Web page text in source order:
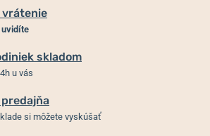
Race
skladom
u vás
predajňa
si môžete vyskúšať